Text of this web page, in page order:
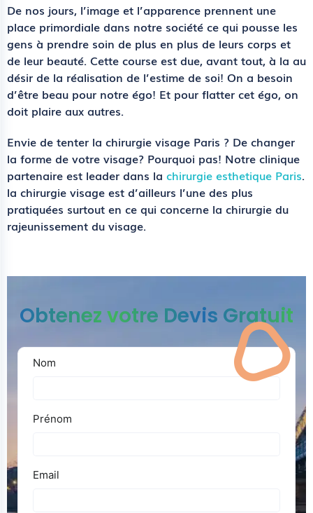
De nos jours, l’image et l’apparence prennent une
place primordiale dans notre société ce qui pousse les
gens à prendre soin de plus en plus de leurs corps et
de leur beauté. Cette course est due, avant tout, à la au
désir de la réalisation de l’estime de soi! On a besoin
d’être beau pour notre égo! Et pour flatter cet égo, on
doit plaire aux autres.
Envie de tenter la chirurgie visage Paris ? De changer
la forme de votre visage? Pourquoi pas! Notre clinique
partenaire est leader dans la chirurgie esthetique Paris.
la chirurgie visage est d’ailleurs l’une des plus
pratiquées surtout en ce qui concerne la chirurgie du
rajeunissement du visage.
Obtenez votre Devis Gratuit